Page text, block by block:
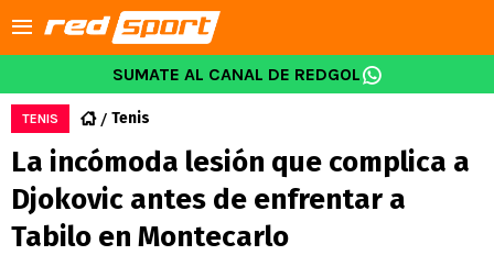
SUMATE AL CANAL DE REDGOL
TENIS Tenis
La incómoda lesión que complica a
Djokovic antes de enfrentar a
Tabilo en Montecarlo